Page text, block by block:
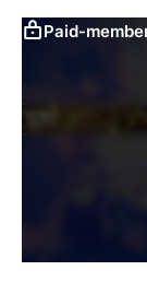
筒型 ラウンド
を入れるタイプで
ージョンからマ
感じ。非常に良いです。 モニタ
Paid-